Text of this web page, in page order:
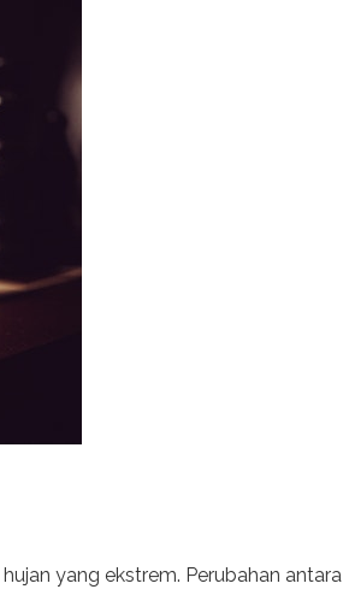
yang ekstrem. Perubahan antara